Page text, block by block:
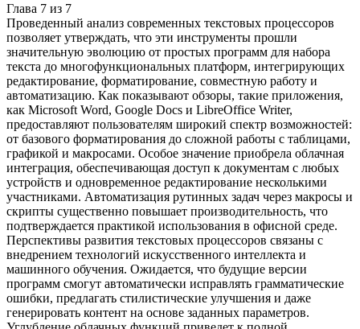
Глава 7 из 7
Проведенный анализ современных текстовых процессоров
позволяет утверждать, что эти инструменты прошли
значительную эволюцию от простых программ для набора
текста до многофункциональных платформ, интегрирующих
редактирование, форматирование, совместную работу и
автоматизацию. Как показывают обзоры, такие приложения,
как Microsoft Word, Google Docs и LibreOffice Writer,
предоставляют пользователям широкий спектр возможностей:
от базового форматирования до сложной работы с таблицами,
графикой и макросами. Особое значение приобрела облачная
интеграция, обеспечивающая доступ к документам с любых
устройств и одновременное редактирование несколькими
участниками. Автоматизация рутинных задач через макросы и
скрипты существенно повышает производительность, что
подтверждается практикой использования в офисной среде.
Перспективы развития текстовых процессоров связаны с
внедрением технологий искусственного интеллекта и
машинного обучения. Ожидается, что будущие версии
программ смогут автоматически исправлять грамматические
ошибки, предлагать стилистические улучшения и даже
генерировать контент на основе заданных параметров.